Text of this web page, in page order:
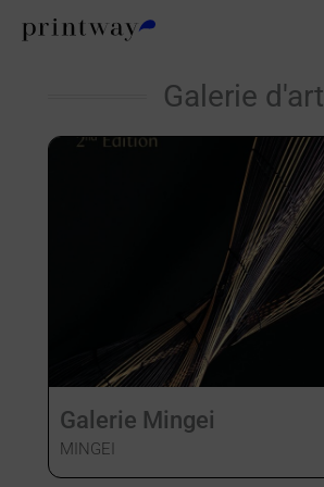
Galerie d'art
Galerie Mingei
MINGEI